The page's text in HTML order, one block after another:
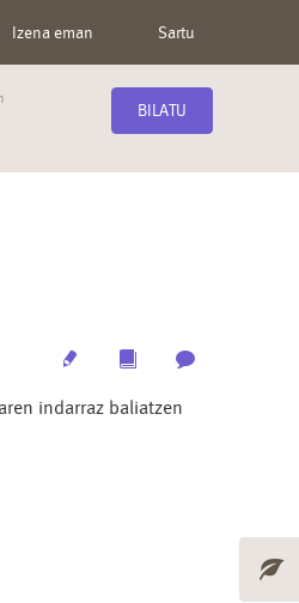
Izena eman Sartu
BILATU
MultimediaArchive
indarraz baliatzen